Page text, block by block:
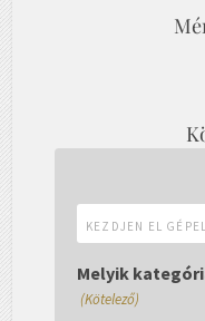
Melyik
(Kötelező)